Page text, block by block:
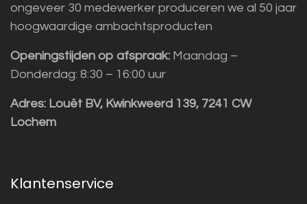
ongeveer 30 medewerker produceren we al 50 jaar
hoogwaardige ambachtsproducten
Openingstijden op afspraak: Maandag –
Donderdag: 8:30 – 16:00 uur
Adres: Louët BV, Kwinkweerd 139, 7241 CW
Lochem
Klantenservice